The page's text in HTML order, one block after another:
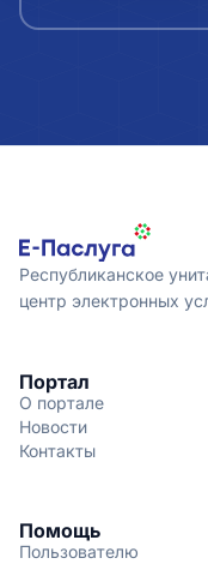
Республиканское
центр электронных
Портал
О портале
Новости
Контакты
Помощь
Пользователю